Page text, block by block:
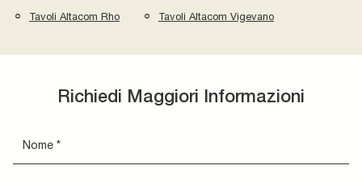
Tavoli Altacom Rho Tavoli Altacom Vigevano
Richiedi Maggiori Informazioni